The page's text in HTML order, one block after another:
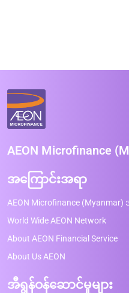
AEON Microfinance
အကြောင်းအရာ
AEON Microfinance (Myanmar)
World Wide AEON Network
About AEON Financial Service
About Us AEON
အီရွန်ဝန်ဆောင်မှုများ